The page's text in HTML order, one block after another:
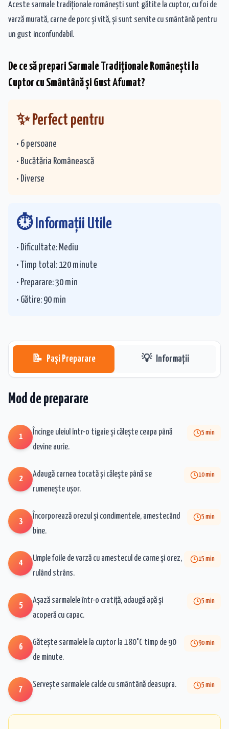
Aceste sarmale tradiționale românești sunt gătite la cuptor, cu foi de
varză murată, carne de porc și vită, și sunt servite cu smântână pentru
un gust inconfundabil.
De ce să prepari Sarmale Tradiționale Românești la
Cuptor cu Smântână și Gust Afumat?
✨ Perfect pentru
• 6 persoane
• Bucătăria Românească
• Diverse
⏱️ Informații Utile
• Dificultate: Mediu
• Timp total: 120 minute
• Preparare:30 min
• Gătire: 90 min
📝 Pași Preparare 💡 Informații
Mod de preparare
1
Încinge uleiul într-o tigaie și călește ceapa până
devine aurie.
5 min
2
Adaugă carnea tocată și călește până se
rumenește ușor.
10min
3
Încorporează orezul și condimentele, amestecând
bine.
5 min
4
Umple foile de varză cu amestecul de carne și orez,
rulând strâns.
15 min
5
Așază sarmalele într-o cratiță, adaugă apă și
acoperă cu capac.
5 min
6
Gătește sarmalele la cuptor la 180°C timp de 90
de minute.
90min
7
Servește sarmalele calde cu smântână deasupra. 5 min